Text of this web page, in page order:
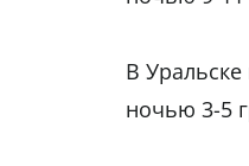
В
ночью 3-5